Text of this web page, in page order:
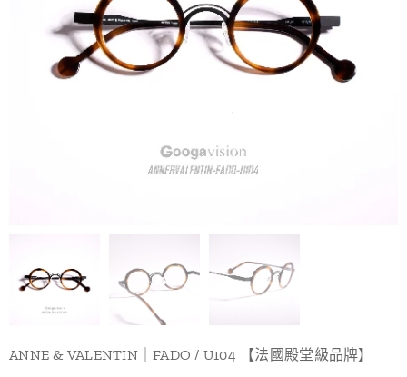
ANNE & VALENTIN｜FADO / U104 【法國殿堂級品牌】